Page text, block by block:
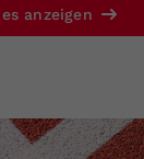
anzeigen
Wert speichert
Betreiber